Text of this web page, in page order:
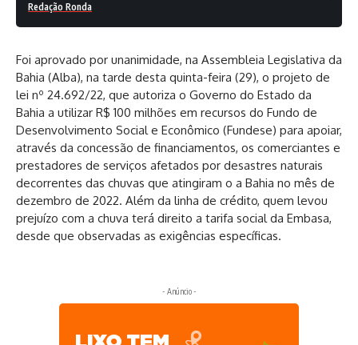
Redação Ronda
Foi aprovado por unanimidade, na Assembleia Legislativa da
Bahia (Alba), na tarde desta quinta-feira (29), o projeto de
lei nº 24.692/22, que autoriza o Governo do Estado da
Bahia a utilizar R$ 100 milhões em recursos do Fundo de
Desenvolvimento Social e Econômico (Fundese) para apoiar,
através da concessão de financiamentos, os comerciantes e
prestadores de serviços afetados por desastres naturais
decorrentes das chuvas que atingiram o a Bahia no mês de
dezembro de 2022. Além da linha de crédito, quem levou
prejuízo com a chuva terá direito a tarifa social da Embasa,
desde que observadas as exigências específicas.
- Anúncio -